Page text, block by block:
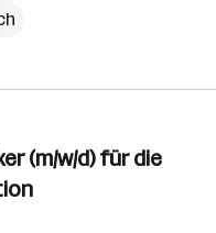
(m/w/d) für die